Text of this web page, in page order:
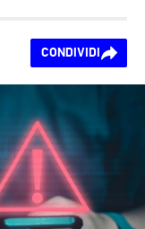
CONDIVIDI